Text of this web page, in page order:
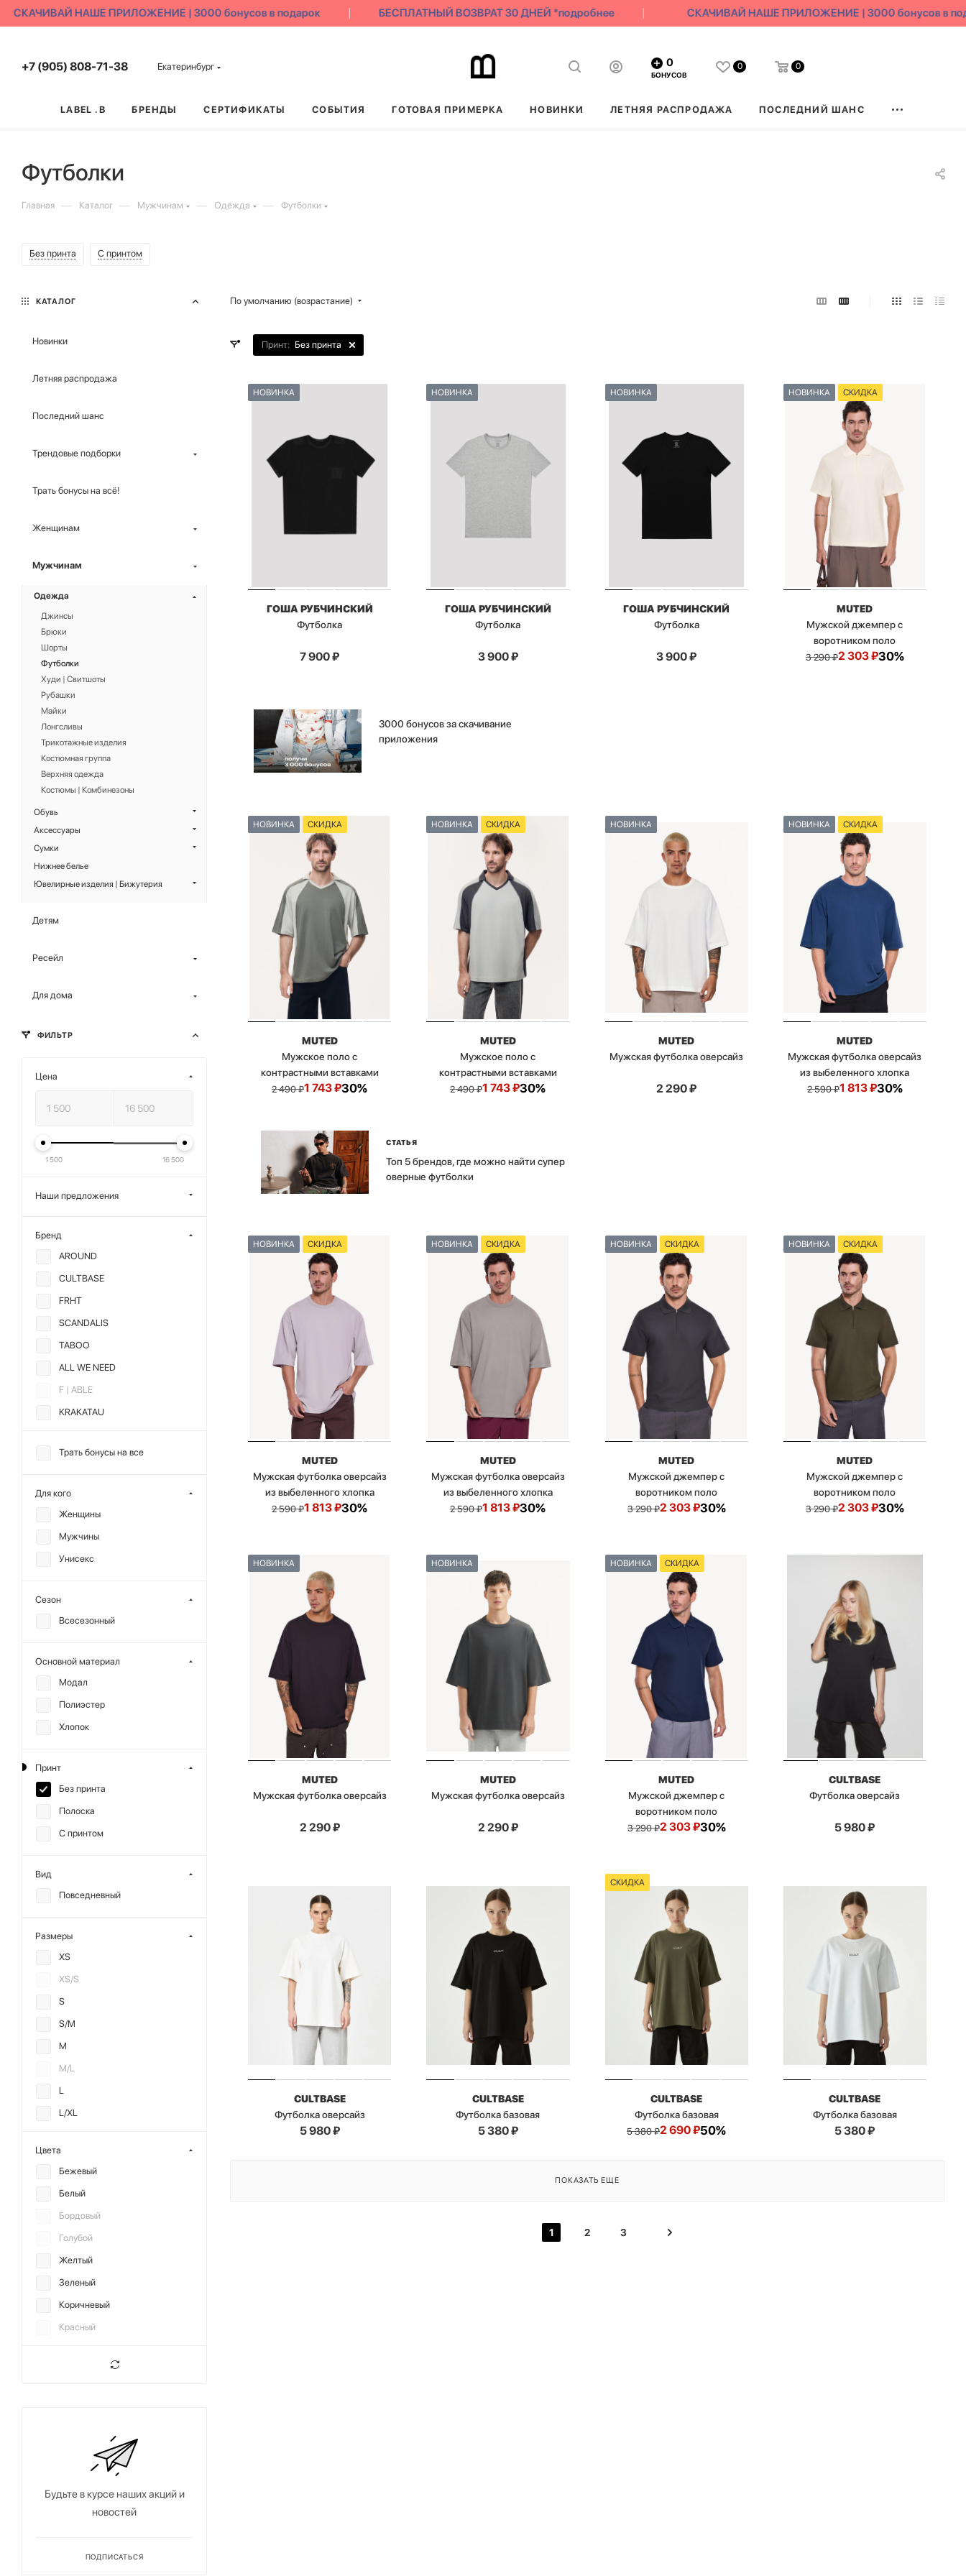
НАШЕ ПРИЛОЖЕНИЕ | 3000 бонусов в подарок БЕСПЛАТНЫЙ ВОЗВРАТ 30 ДНЕЙ *подробнее СКАЧИВАЙ НАШЕ ПРИЛОЖЕНИЕ | 3000 бонусов в
+7 (905) 808-71-38 Екатеринбург 0
БОНУСОВ
0 0
LABEL .B БРЕНДЫ СЕРТИФИКАТЫ СОБЫТИЯ ГОТОВАЯ ПРИМЕРКА НОВИНКИ ЛЕТНЯЯ РАСПРОДАЖА ПОСЛЕДНИЙ ШАНС
Футболки
Главная — Каталог — Мужчинам — Одежда — Футболки
Без принта С принтом
По умолчанию (возрастание)
Принт: Без принта
НОВИНКА
ГОША РУБЧИНСКИЙ
Футболка
7 900₽
НОВИНКА
ГОША РУБЧИНСКИЙ
Футболка
3 900₽
НОВИНКА
ГОША РУБЧИНСКИЙ
Футболка
3 900₽
НОВИНКА СКИДКА
MUTED
Мужской джемпер с
воротником поло
3 290₽2 303₽30%
3000 бонусов за скачивание
приложения
НОВИНКА СКИДКА
MUTED
Мужское поло с
контрастными вставками
2 490₽1 743₽30%
НОВИНКА СКИДКА
MUTED
Мужское поло с
контрастными вставками
2 490₽1 743₽30%
НОВИНКА
MUTED
Мужская футболка оверсайз
2 290₽
НОВИНКА СКИДКА
MUTED
Мужская футболка оверсайз
из выбеленного хлопка
2 590₽1 813₽30%
СТАТЬЯ
Топ 5 брендов, где можно найти супер
оверные футболки
НОВИНКА СКИДКА
MUTED
Мужская футболка оверсайз
из выбеленного хлопка
2 590₽1 813₽30%
НОВИНКА СКИДКА
MUTED
Мужская футболка оверсайз
из выбеленного хлопка
2 590₽1 813₽30%
НОВИНКА СКИДКА
MUTED
Мужской джемпер с
воротником поло
3 290₽2 303₽30%
НОВИНКА СКИДКА
MUTED
Мужской джемпер с
воротником поло
3 290₽2 303₽30%
НОВИНКА
MUTED
Мужская футболка оверсайз
2 290₽
НОВИНКА
MUTED
Мужская футболка оверсайз
2 290₽
НОВИНКА СКИДКА
MUTED
Мужской джемпер с
воротником поло
3 290₽2 303₽30%
CULTBASE
Футболка оверсайз
5 980₽
CULTBASE
Футболка оверсайз
5 980₽
CULTBASE
Футболка базовая
5 380₽
СКИДКА
CULTBASE
Футболка базовая
5 380₽2 690₽50%
CULTBASE
Футболка базовая
5 380₽
ПОКАЗАТЬ ЕЩЕ
1 2 3
КАТАЛОГ
Новинки
Летняя распродажа
Последний шанс
Трендовые подборки
Трать бонусы на всё!
Женщинам
Мужчинам
Одежда
Джинсы
Брюки
Шорты
Футболки
Худи | Свитшоты
Рубашки
Майки
Лонгсливы
Трикотажные изделия
Костюмная группа
Верхняя одежда
Костюмы | Комбинезоны
Обувь
Аксессуары
Сумки
Нижнее белье
Ювелирные изделия | Бижутерия
Детям
Ресейл
Для дома
ФИЛЬТР
Цена
1 500 16 500
Наши предложения
Бренд
AROUND
CULTBASE
FRHT
SCANDALIS
TABOO
ALL WE NEED
F | ABLE
KRAKATAU
SHVETSOV STORE
Трать бонусы на все
Для кого
Женщины
Мужчины
Унисекс
Сезон
Всесезонный
Основной материал
Модал
Полиэстер
Хлопок
Принт
Без принта
Полоска
С принтом
Вид
Повседневный
Размеры
XS
XS/S
S
S/M
M
M/L
L
L/XL
2XS/XS
Цвета
Бежевый
Белый
Бордовый
Голубой
Желтый
Зеленый
Коричневый
Красный
Фиолетовый
Будьте в курсе наших акций и
новостей
ПОДПИСАТЬСЯ